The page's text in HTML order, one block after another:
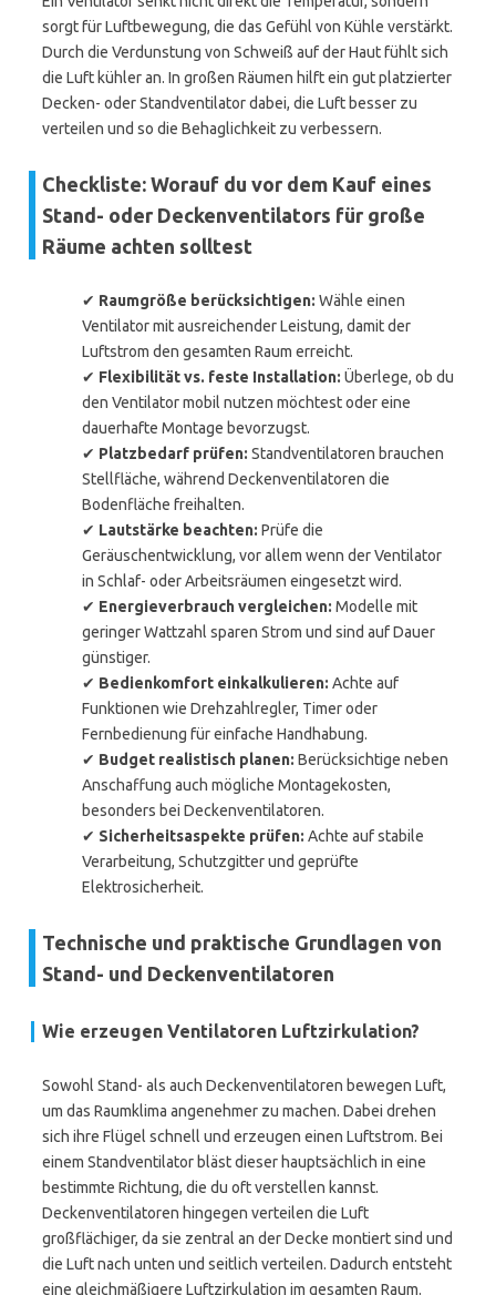
sorgt für Luftbewegung, die das Gefühl von Kühle verstärkt.
Durch die Verdunstung von Schweiß auf der Haut fühlt sich
die Luft kühler an. In großen Räumen hilft ein gut platzierter
Decken- oder Standventilator dabei, die Luft besser zu
verteilen und so die Behaglichkeit zu verbessern.
Checkliste: Worauf du vor dem Kauf eines
Stand- oder Deckenventilators für große
Räume achten solltest
✔ Raumgröße berücksichtigen: Wähle einen
Ventilator mit ausreichender Leistung, damit der
Luftstrom den gesamten Raum erreicht.
✔ Flexibilität vs. feste Installation: Überlege, ob du
den Ventilator mobil nutzen möchtest oder eine
dauerhafte Montage bevorzugst.
✔ Platzbedarf prüfen: Standventilatoren brauchen
Stellfläche, während Deckenventilatoren die
Bodenfläche freihalten.
✔ Lautstärke beachten: Prüfe die
Geräuschentwicklung, vor allem wenn der Ventilator
in Schlaf- oder Arbeitsräumen eingesetzt wird.
✔ Energieverbrauch vergleichen: Modelle mit
geringer Wattzahl sparen Strom und sind auf Dauer
günstiger.
✔ Bedienkomfort einkalkulieren: Achte auf
Funktionen wie Drehzahlregler, Timer oder
Fernbedienung für einfache Handhabung.
✔ Budget realistisch planen: Berücksichtige neben
Anschaffung auch mögliche Montagekosten,
besonders bei Deckenventilatoren.
✔ Sicherheitsaspekte prüfen: Achte auf stabile
Verarbeitung, Schutzgitter und geprüfte
Elektrosicherheit.
Technische und praktische Grundlagen von
Stand- und Deckenventilatoren
Wie erzeugen Ventilatoren Luftzirkulation?
Sowohl Stand- als auch Deckenventilatoren bewegen Luft,
um das Raumklima angenehmer zu machen. Dabei drehen
sich ihre Flügel schnell und erzeugen einen Luftstrom. Bei
einem Standventilator bläst dieser hauptsächlich in eine
bestimmte Richtung, die du oft verstellen kannst.
Deckenventilatoren hingegen verteilen die Luft
großflächiger, da sie zentral an der Decke montiert sind und
die Luft nach unten und seitlich verteilen. Dadurch entsteht
eine gleichmäßigere Luftzirkulation im gesamten Raum.